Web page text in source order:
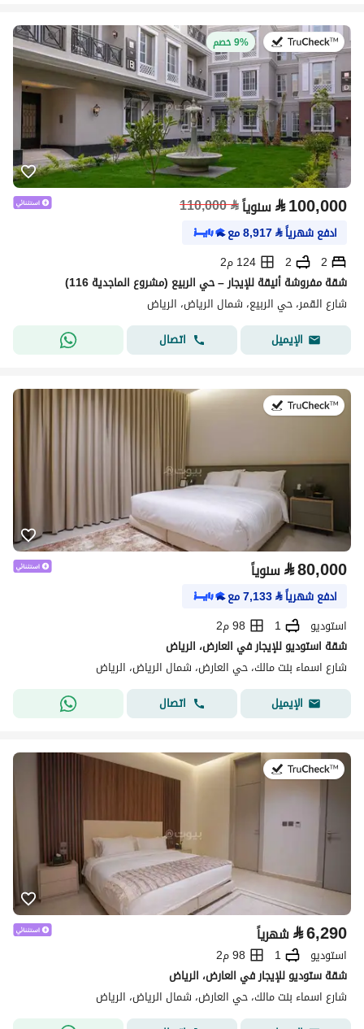
في:27 يوليو 20269% خصم
⃁100,000 سنوياً⃁
110,000
ادفع شهرياً⃁
8,917مع
2
2
124 م2
شقة مفروشة أنيقة للإيجار – حي الربيع (مشروع الماجدية 116)
شارع القمر، حي الربيع، شمال الرياض، الرياض
الإيميل
اتصال
⃁80,000 سنوياً
ادفع شهرياً⃁
7,133مع
استوديو
1
98 م2
شقة استوديو للإيجار في العارض، الرياض
شارع اسماء بنت مالك، حي العارض، شمال الرياض، الرياض
الإيميل
اتصال
في:25 يوليو 2026
⃁6,290 شهرياً
استوديو 1
98 م2
شقة ستوديو للإيجار في العارض، الرياض
شارع اسماء بنت مالك، حي العارض، شمال الرياض، الرياض